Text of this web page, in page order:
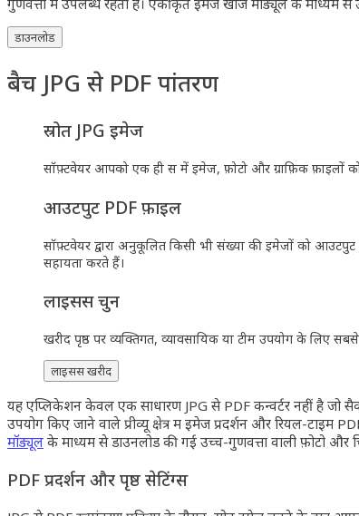
डाउनलोड
बैच JPG से PDF रूपांतरण
स्रोत JPG इमेज
सॉफ़्टवेयर आपको एक ही सत्र में इमेज, फ़ोटो और ग्राफ़िक फ़ाइलों
आउटपुट PDF फ़ाइलें
सॉफ़्टवेयर द्वारा अनुकूलित किसी भी संख्या की इमेजों को आउटपुट
सहायता करते हैं।
लाइसेंस चुनें
खरीद पृष्ठ पर व्यक्तिगत, व्यावसायिक या टीम उपयोग के लिए
लाइसेंस खरीदें
यह एप्लिकेशन केवल एक साधारण JPG से PDF कन्वर्टर नहीं है
उपयोग किए जाने वाले प्रीव्यू क्षेत्र में इमेज प्रदर्शन और रियल-टाइम
मॉड्यूल के माध्यम से डाउनलोड की गई उच्च-गुणवत्ता वाली फ़ोटो
PDF प्रदर्शन और पृष्ठ सेटिंग्स